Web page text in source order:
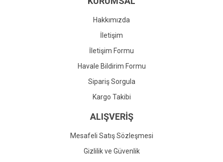
Gönder
Hakkımızda
İletişim
İletişim Formu
Havale Bildirim Formu
Sipariş Sorgula
Kargo Takibi
ALIŞVERİŞ
Mesafeli Satış Sözleşmesi
Gizlilik ve Güvenlik